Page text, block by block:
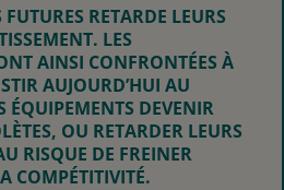
RETARDE LEURS
LES
AINSI CONFRONTÉES À
AUJOURD’HUI AU
ÉQUIPEMENTS DEVENIR
OU RETARDER LEURS
RISQUE DE FREINER
COMPÉTITIVITÉ.